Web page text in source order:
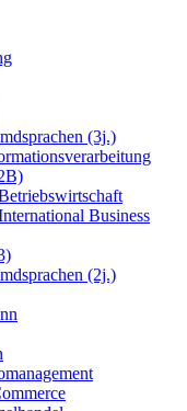
(3j.)
Business
(2j.)